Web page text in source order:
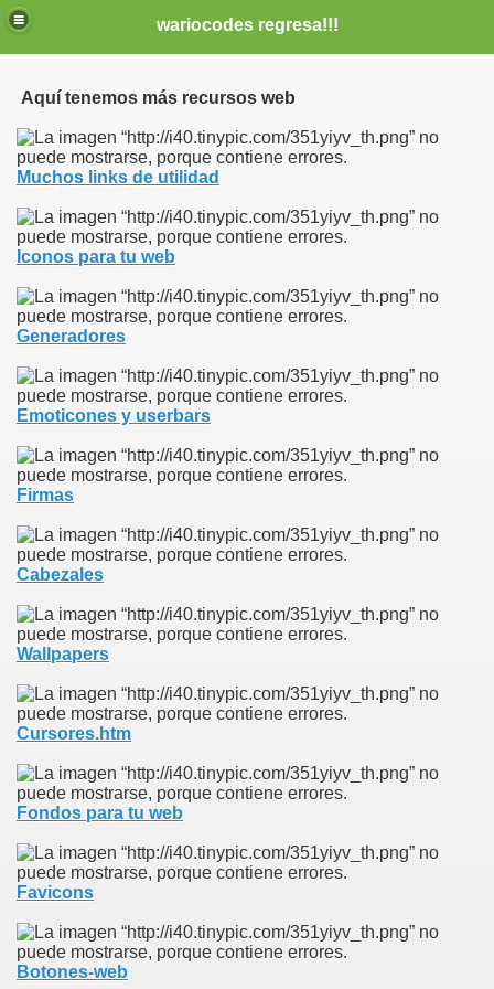
wariocodes regresa!!!
Aquí tenemos más recursos web
Muchos links de utilidad
Iconos para tu web
Generadores
Emoticones y userbars
Firmas
Cabezales
Wallpapers
Cursores.htm
Fondos para tu web
Favicons
Botones-web